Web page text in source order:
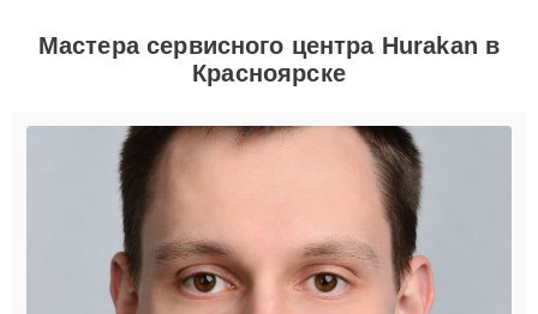
Мастера сервисного центра Hurakan в
Красноярске